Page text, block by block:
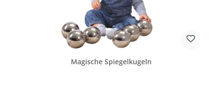
Magische Spiegelkugeln